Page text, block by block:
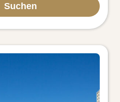
Suchen